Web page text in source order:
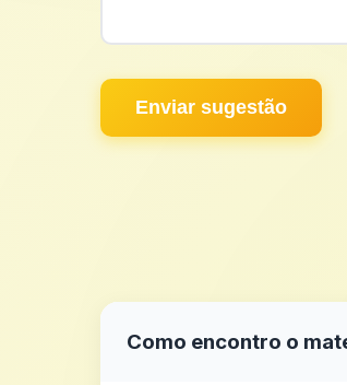
Enviar sugestão
Como encontro o